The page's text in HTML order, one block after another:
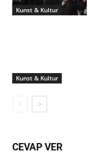
Kunst & Kultur
Kunst & Kultur
CEVAP VER